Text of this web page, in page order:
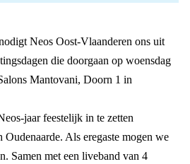
Neos Oost-Vlaanderen ons uit
die doorgaan op woensdag
Mantovani, Doorn 1 in
jaar feestelijk in te zetten
Als eregaste mogen we
Samen met een liveband van 4